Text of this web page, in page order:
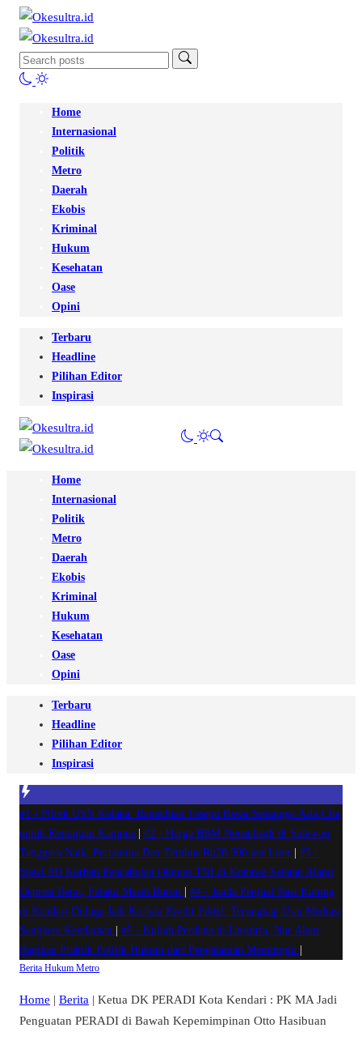
Home
Internasional
Politik
Metro
Daerah
Ekobis
Kriminal
Hukum
Kesehatan
Oase
Opini
Terbaru
Headline
Pilihan Editor
Inspirasi
Home
Internasional
Politik
Metro
Daerah
Ekobis
Kriminal
Hukum
Kesehatan
Oase
Opini
Terbaru
Headline
Pilihan Editor
Inspirasi
#1 - Pilrek USN Kolaka: Ramadhan Tosepu Bawa Semangat Asta Cita
untuk Kemajuan Kampus
#2 - Harga BBM Nonsubsidi di Sulawesi
Tenggara Naik, Pertamina Dex Tembus Rp28.500 per Liter
#3 -
Siswi SD Korban Pencabulan Oknum TNI di Konawe Selatan Alami
Depresi Berat, Pelaku Masih Buron
#4 - Janda Penjual Nasi Kuning
di Kendari Diduga Jadi Korban Kredit Fiktif, Terungkap Usai Mediasi
Sengketa Kendaraan
#5 - Kuliah Perdana di Unsultra, Nur Alam
Bagikan Praktik Politik Hukum dari Pengalaman Memimpin
Berita Hukum Metro
Home | Berita | Ketua DK PERADI Kota Kendari : PK MA Jadi
Penguatan PERADI di Bawah Kepemimpinan Otto Hasibuan